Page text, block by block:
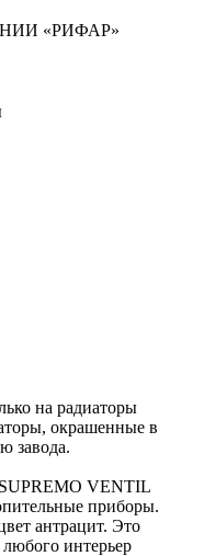
«РИФАР»
на радиаторы
окрашенные в
завода.
VENTIL
приборы.
антрацит. Это
интерьер